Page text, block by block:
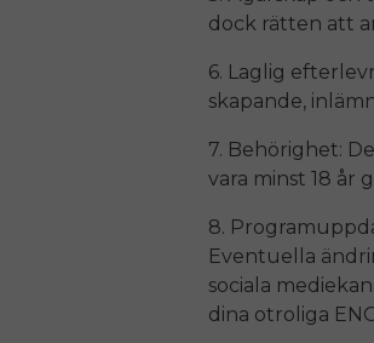
dock rätten att
6. Laglig
skapande,
7. Behörighet:
vara minst 18 år
8.
Eventuella
sociala
dina otroliga